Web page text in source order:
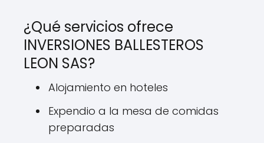
¿Qué servicios ofrece
INVERSIONES BALLESTEROS
LEON SAS?
Alojamiento en hoteles
Expendio a la mesa de comidas
preparadas